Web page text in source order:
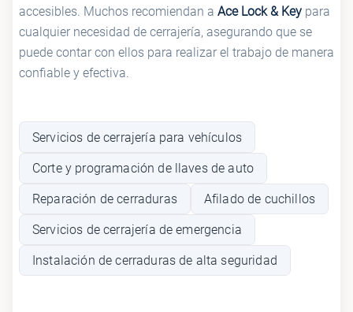
accesibles. Muchos recomiendan a Ace Lock & Key para
cualquier necesidad de cerrajería, asegurando que se
puede contar con ellos para realizar el trabajo de manera
confiable y efectiva.
Servicios de cerrajería para vehículos
Corte y programación de llaves de auto
Reparación de cerraduras Afilado de cuchillos
Servicios de cerrajería de emergencia
Instalación de cerraduras de alta seguridad